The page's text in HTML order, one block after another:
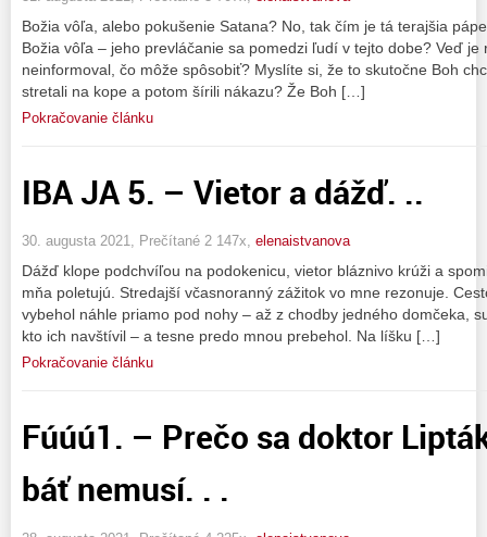
Božia vôľa, alebo pokušenie Satana? No, tak čím je tá terajšia
Božia vôľa – jeho prevláčanie sa pomedzi ľudí v tejto dobe? Veď
neinformoval, čo môže spôsobiť? Myslíte si, že to skutočne Boh
stretali na kope a potom šírili nákazu? Že Boh […]
Pokračovanie článku
IBA JA 5. – Vietor a dážď. ..
30. augusta 2021, Prečítané 2 147x, elenaistvanova
Dážď klope podchvíľou na podokenicu, vietor bláznivo krúži a
mňa poletujú. Stredajší včasnoranný zážitok vo mne rezonuje.
vybehol náhle priamo pod nohy – až z chodby jedného domčeka,
kto ich navštívil – a tesne predo mnou prebehol. Na líšku […]
Pokračovanie článku
Fúúú1. – Prečo sa doktor
báť nemusí. . .